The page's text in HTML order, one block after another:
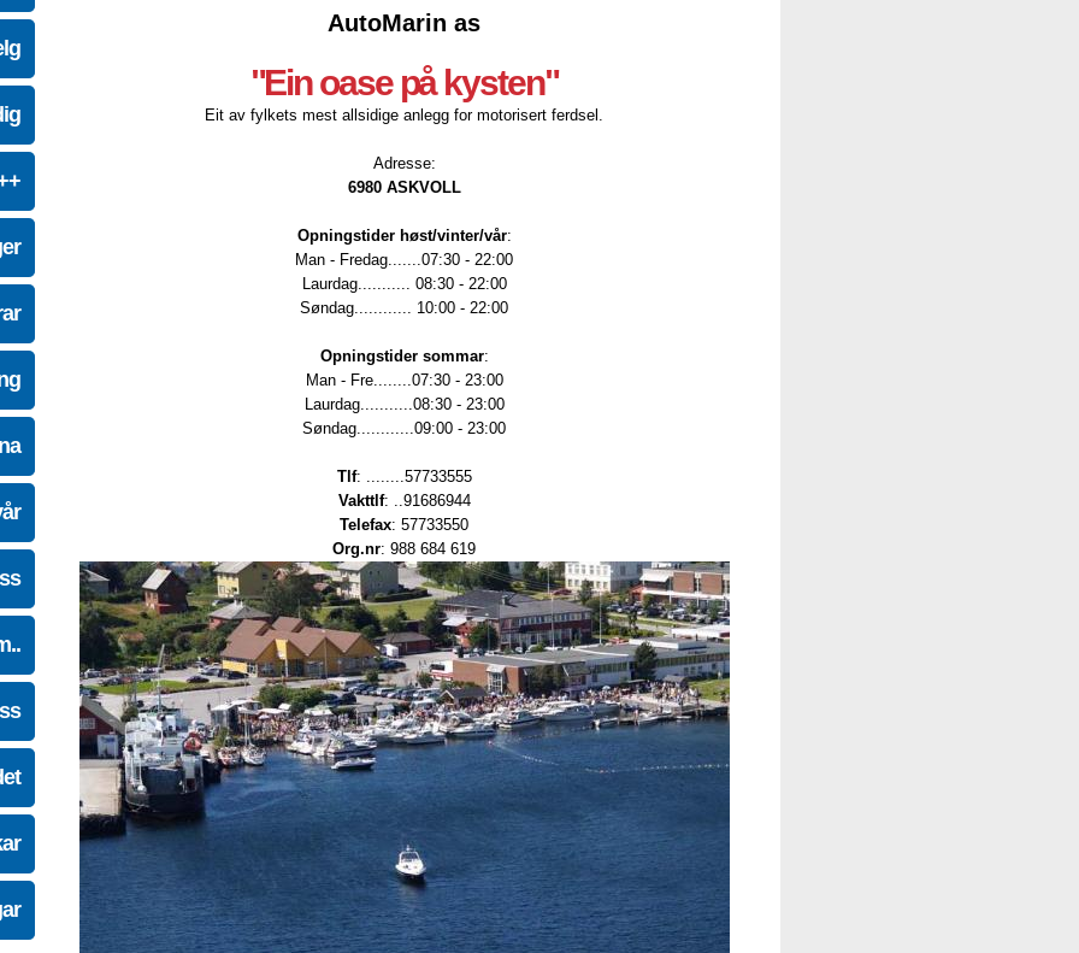
AutoMarin as
"Ein oase på kysten"
Eit av fylkets mest allsidige anlegg for motorisert ferdsel.
Adresse:
6980 ASKVOLL
Opningstider høst/vinter/vår:
Man - Fredag.......07:30 - 22:00
Laurdag........... 08:30 - 22:00
Søndag............ 10:00 - 22:00
Opningstider sommar:
Man - Fre........07:30 - 23:00
Laurdag...........08:30 - 23:00
Søndag............09:00 - 23:00
Tlf: ........57733555
Vakttlf: ..91686944
Telefax: 57733550
Org.nr: 988 684 619